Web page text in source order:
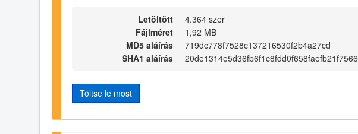
Letöltött
4.364 szer
Fájlméret
1,92 MB
MD5 aláírás
719dc778f7528c137216530f2b4a27cd
SHA1 aláírás
20de1314e5d36fb6f1c8fdd0f658faefb21f7566
Töltse le most